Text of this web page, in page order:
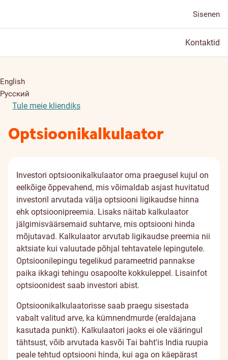
Sisenen
Kontaktid
English
Русский
Tule meie kliendiks
Optsiooni­kalkulaator
Investori optsioonikalkulaator oma praegusel kujul on
eelkõige õppevahend, mis võimaldab asjast huvitatud
investoril arvutada välja optsiooni ligikaudse hinna
ehk optsioonipreemia. Lisaks näitab kalkulaator
jälgimisväärsemaid suhtarve, mis optsiooni hinda
mõjutavad. Kalkulaator arvutab ligikaudse preemia nii
aktsiate kui valuutade põhjal tehtavatele lepingutele.
Optsioonilepingu tegelikud parameetrid pannakse
paika ikkagi tehingu osapoolte kokkuleppel. Lisainfot
optsioonidest saab investori abist.
Optsioonikalkulaatorisse saab praegu sisestada
vabalt valitud arve, ka kümnendmurde (eraldajana
kasutada punkti). Kalkulaatori jaoks ei ole vääringul
tähtsust, võib arvutada kasvõi Tai baht'is India ruupia
peale tehtud optsiooni hinda, kui aga on käepärast